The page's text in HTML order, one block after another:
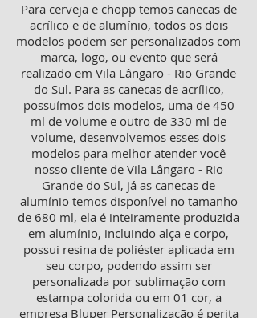
Para cerveja e chopp temos canecas de
acrílico e de alumínio, todos os dois
modelos podem ser personalizados com
marca, logo, ou evento que será
realizado em Vila Lângaro - Rio Grande
do Sul. Para as canecas de acrílico,
possuímos dois modelos, uma de 450
ml de volume e outro de 330 ml de
volume, desenvolvemos esses dois
modelos para melhor atender você
nosso cliente de Vila Lângaro - Rio
Grande do Sul, já as canecas de
alumínio temos disponível no tamanho
de 680 ml, ela é inteiramente produzida
em alumínio, incluindo alça e corpo,
possui resina de poliéster aplicada em
seu corpo, podendo assim ser
personalizada por sublimação com
estampa colorida ou em 01 cor, a
empresa Bluper Personalização é perita